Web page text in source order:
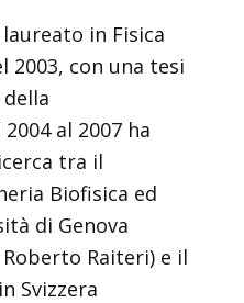
laureato in Fisica
2003, con una tesi
al 2007 ha
tra il
Biofisica ed
di Genova
Raiteri) e il
Svizzera